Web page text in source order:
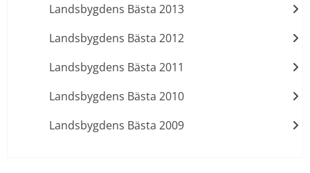
Landsbygdens Bästa 2013
Landsbygdens Bästa 2012
Landsbygdens Bästa 2011
Landsbygdens Bästa 2010
Landsbygdens Bästa 2009